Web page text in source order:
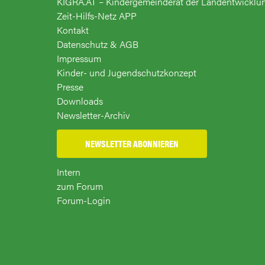
Zeit-Hilfs-Netz APP
Kontakt
Datenschutz & AGB
Impressum
Kinder- und Jugendschutzkonzept
Presse
Downloads
Newsletter-Archiv
NEWSLETTER ABONNIEREN
Intern
zum Forum
Forum-Login